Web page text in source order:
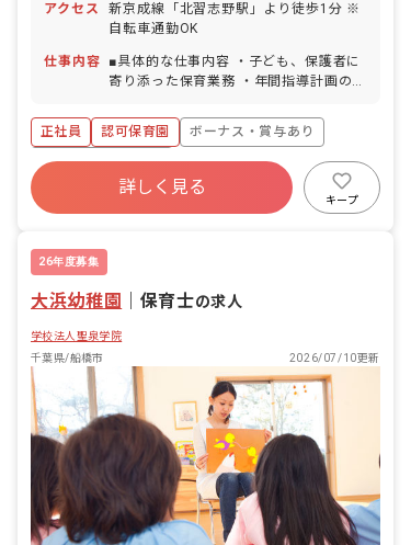
アクセス
新京成線「北習志野駅」より徒歩1分 ※
自転車通勤OK
仕事内容
■具体的な仕事内容 ・子ども、保護者に
寄り添った保育業務 ・年間指導計画の作
＜クラス定員＞ 0歳児クラス 6名 1歳
児クラス 10名 2歳児クラス 10名 3歳
児クラス 10名 4歳児クラス 10名 5歳
児クラス 10名 ■保育への想い 「もう
一つの家」をコンセプトに、落ち着いた
ています。 AIAIが考える「保育の質」
です。子どもの発達段階に合わせて保育
を個別化し、興味・関心に合わせて遊び
の個性を大切にします。小学校への就学
支援にも力を入れており、3歳～5歳の子
どもに就学前教育プログラム（楽しみな
がら学ぶ思考教育）を段階的に提供しま
正社員 認可保育園
ボーナス・賞与あり
年間休日120日以上
寮・住宅・家賃補助あり
社会保険完備
残業少なめ
詳しく見る
キープ
26年度募集
大浜幼稚園 保育士の求人
学校法人聖泉学院
千葉県/船橋市
2026/07/10更新